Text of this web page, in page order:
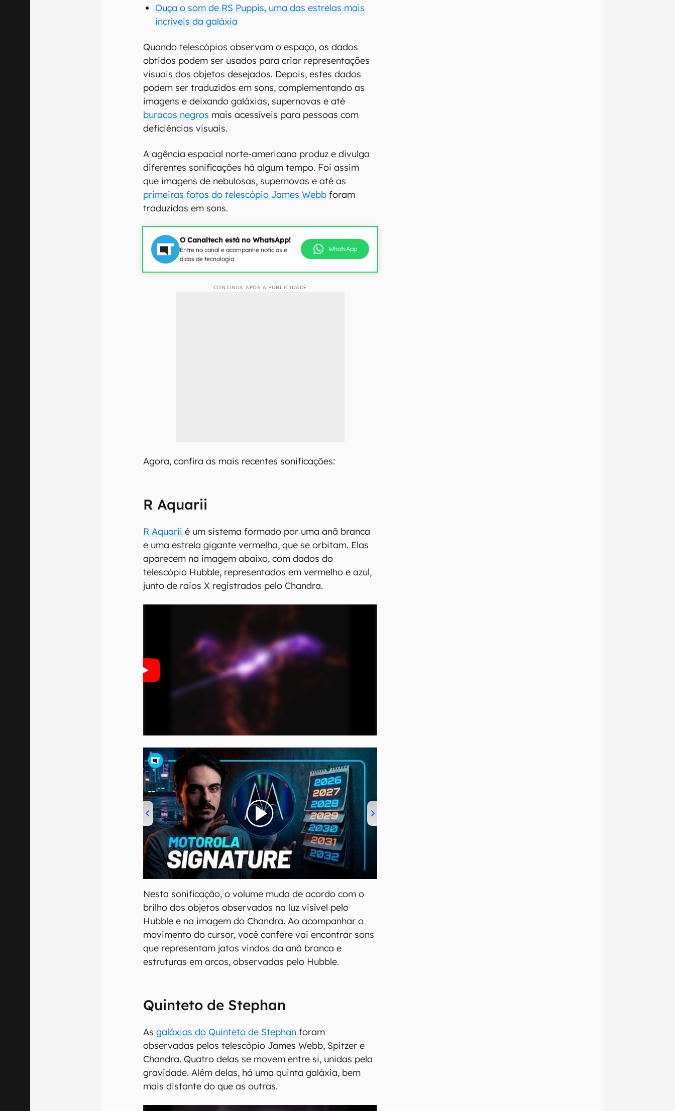
Ouça o som de RS Puppis, uma das estrelas mais
incríveis da galáxia
Quando telescópios observam o espaço, os dados
obtidos podem ser usados para criar representações
visuais dos objetos desejados. Depois, estes dados
podem ser traduzidos em sons, complementando as
imagens e deixando galáxias, supernovas e até
buracos negros mais acessíveis para pessoas com
deficiências visuais.
A agência espacial norte-americana produz e divulga
diferentes sonificações há algum tempo. Foi assim
que imagens de nebulosas, supernovas e até as
primeiras fotos do telescópio James Webb foram
traduzidas em sons.
O Canaltech está no WhatsApp!
Entre no canal e acompanhe notícias e
dicas de tecnologia
WhatsApp
CONTINUA APÓS A PUBLICIDADE
Agora, confira as mais recentes sonificações:
R Aquarii
R Aquariié um sistema formado por uma anã branca
e uma estrela gigante vermelha, que se orbitam. Elas
aparecem na imagem abaixo, com dados do
telescópio Hubble, representados em vermelho e azul,
junto de raios X registrados pelo Chandra.
00:00 20:46
Nesta sonificação, o volume muda de acordo com o
brilho dos objetos observados na luz visível pelo
Hubble e na imagem do Chandra. Ao acompanhar o
movimento do cursor, você confere vai encontrar sons
que representam jatos vindos da anã branca e
estruturas em arcos, observadas pelo Hubble.
Quinteto de Stephan
Asgaláxias do Quinteto de Stephan foram
observadas pelos telescópio James Webb, Spitzer e
Chandra. Quatro delas se movem entre si, unidas pela
gravidade. Além delas, há uma quinta galáxia, bem
mais distante do que as outras.